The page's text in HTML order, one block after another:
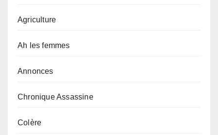
Agriculture
Ah les femmes
Annonces
Chronique Assassine
Colère